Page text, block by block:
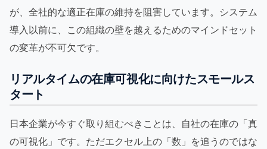
が、全社的な適正在庫の維持を阻害しています。システム
導入以前に、この組織の壁を越えるためのマインドセット
の変革が不可欠です。
リアルタイムの在庫可視化に向けたスモールス
タート
日本企業が今すぐ取り組むべきことは、自社の在庫の「真
の可視化」です。ただエクセル上の「数」を追うのではな